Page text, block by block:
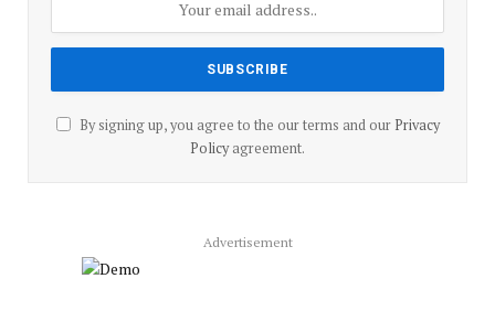
By signing up, you agree to the our terms and our Privacy
Policyagreement.
Advertisement